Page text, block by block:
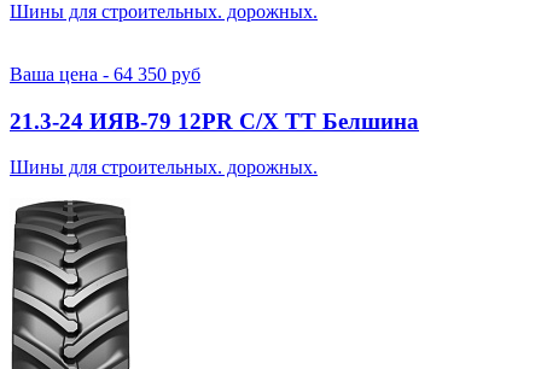
Шины для строительных. дорожных.
Ваша цена - 64 350 руб
21.3-24 ИЯВ-79 12PR С/Х TT Белшина
Шины для строительных. дорожных.